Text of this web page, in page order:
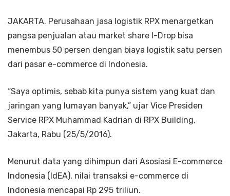
JAKARTA. Perusahaan jasa logistik RPX menargetkan
pangsa penjualan atau market share I-Drop bisa
menembus 50 persen dengan biaya logistik satu persen
dari pasar e-commerce di Indonesia.
“Saya optimis, sebab kita punya sistem yang kuat dan
jaringan yang lumayan banyak,” ujar Vice Presiden
Service RPX Muhammad Kadrian di RPX Building,
Jakarta, Rabu (25/5/2016).
Menurut data yang dihimpun dari Asosiasi E-commerce
Indonesia (IdEA), nilai transaksi e-commerce di
Indonesia mencapai Rp 295 triliun.